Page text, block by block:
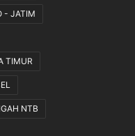
- JATIM
TIMUR
NTB